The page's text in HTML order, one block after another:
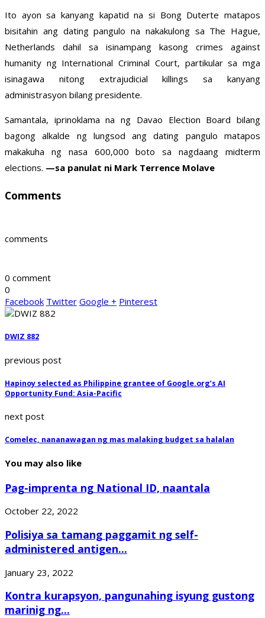
Ito ayon sa kanyang kapatid na si Bong Duterte matapos
bisitahin ang dating pangulo na nakakulong sa The Hague,
Netherlands dahil sa isinampang kasong crimes against
humanity ng International Criminal Court, partikular sa mga
isinagawa nitong extrajudicial killings sa kanyang
administrasyon bilang presidente.
Samantala, iprinoklama na ng Davao Election Board bilang
bagong alkalde ng lungsod ang dating pangulo matapos
makakuha ng nasa 600,000 boto sa nagdaang midterm
elections. —sa panulat ni Mark Terrence Molave
Comments
comments
0 comment
0
Facebook Twitter Google + Pinterest
DWIZ 882
previous post
Hapinoy selected as Philippine grantee of Google.org’s AI
Opportunity Fund: Asia-Pacific
next post
Comelec, nananawagan ng mas malaking budget sa halalan
You may also like
Pag-imprenta ng National ID, naantala
October 22, 2022
Polisiya sa tamang paggamit ng self-
administered antigen...
January 23, 2022
Kontra kurapsyon, pangunahing isyung gustong
marinig ng...